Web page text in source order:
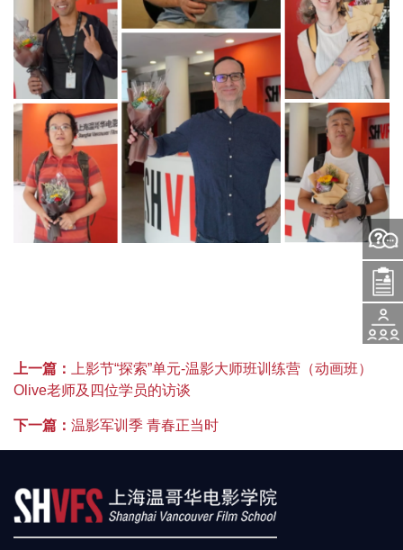
问
咨
上一篇：
上影节“探索”单元-温影大师班训练营（动画班）
Olive老师及四位学员的访谈
下一篇： 温影军训季 青春正当时